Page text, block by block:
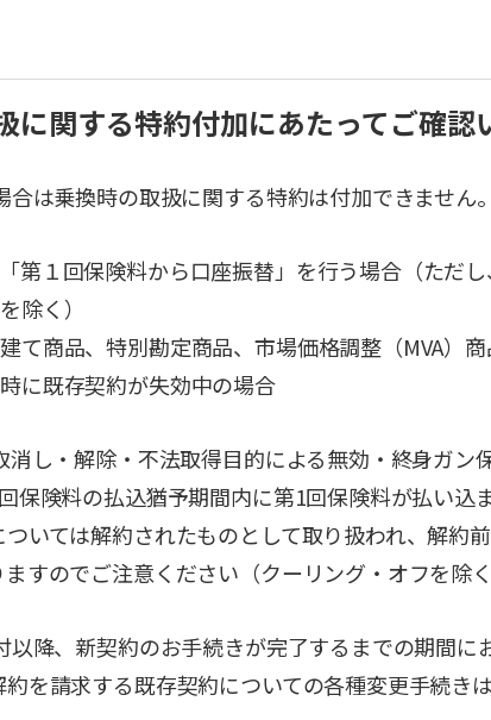
に関する特約付加にあたってご確認
は乗換時の取扱に関する特約は付加できません。
第１回保険料から口座振替」を行う場合（ただ
除く）
て商品、特別勘定商品、市場価格調整（MVA）
に既存契約が失効中の場合
し・解除・不法取得目的による無効・終身ガン
保険料の払込猶予期間内に第1回保険料が払い込
いては解約されたものとして取り扱われ、解約
すのでご注意ください（クーリング・オフを除く
降、新契約のお手続きが完了するまでの期間に
を請求する既存契約についての各種変更手続きは